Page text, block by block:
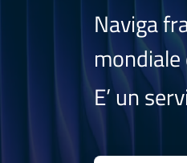
Naviga
E’ un